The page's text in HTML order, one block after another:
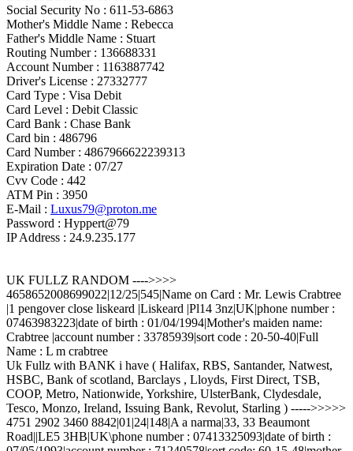
Social Security No : 611-53-6863
Mother's Middle Name : Rebecca
Father's Middle Name : Stuart
Routing Number : 136688331
Account Number : 1163887742
Driver's License : 27332777
Card Type : Visa Debit
Card Level : Debit Classic
Card Bank : Chase Bank
Card bin : 486796
Card Number : 4867966622239313
Expiration Date : 07/27
Cvv Code : 442
ATM Pin : 3950
E-Mail : Luxus79@proton.me
Password : Hyppert@79
IP Address : 24.9.235.177
UK FULLZ RANDOM ---->>>>
4658652008699022|12/25|545|Name on Card : Mr. Lewis Crabtree
|1 pengover close liskeard |Liskeard |Pl14 3nz|UK|phone number :
07463983223|date of birth : 01/04/1994|Mother's maiden name:
Crabtree |account number : 33785939|sort code : 20-50-40|Full
Name : L m crabtree
Uk Fullz with BANK i have ( Halifax, RBS, Santander, Natwest,
HSBC, Bank of scotland, Barclays , Lloyds, First Direct, TSB,
COOP, Metro, Nationwide, Yorkshire, UlsterBank, Clydesdale,
Tesco, Monzo, Ireland, Issuing Bank, Revolut, Starling ) ----->>>>>
4751 2902 3460 8842|01|24|148|A a narma|33, 33 Beaumont
Road||LE5 3HB|UK\phone number : 07413325093|date of birth :